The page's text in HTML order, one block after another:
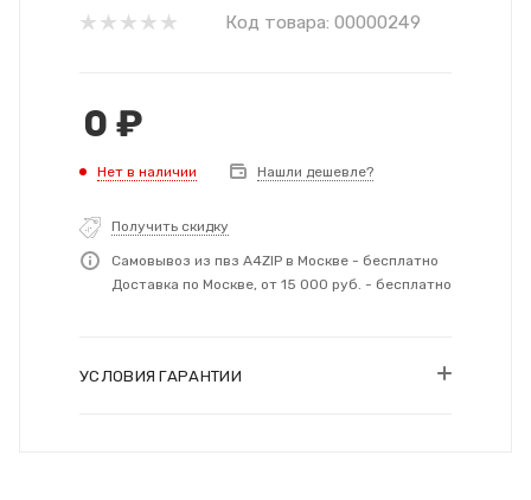
Код товара: 00000249
0 ₽
Нет в наличии Нашли дешевле?
Получить скидку
Самовывоз из пвз A4ZIP в Москве - бесплатно
Доставка по Москве, от 15 000 руб. - бесплатно
УСЛОВИЯ ГАРАНТИИ